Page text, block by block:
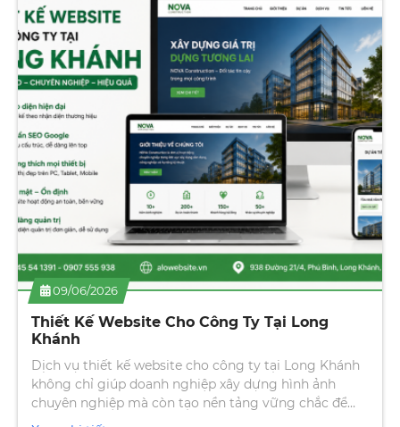
Thiết Kế Website Long Khánh
09/06/2026
Thiết Kế Website Long Khánh chuẩn SEO, giao diện
đẹp, hỗ trợ Fanpage, TikTok, quảng cáo Facebook và
truyền thông trọn gói.
Xem chi tiết →